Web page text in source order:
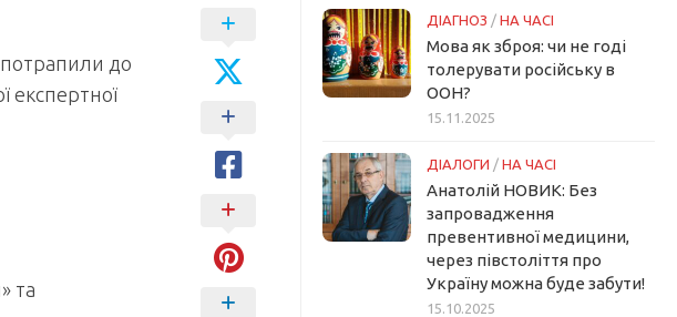
потрапили до
експертної
та
ДІАГНОЗ / НА ЧАСІ
Мова як зброя: чи не годі
толерувати російську в
ООН?
15.11.2025
ДІАЛОГИ / НА ЧАСІ
Анатолій НОВИК: Без
запровадження
превентивної медицини,
через півстоліття про
Україну можна буде забути!
15.10.2025